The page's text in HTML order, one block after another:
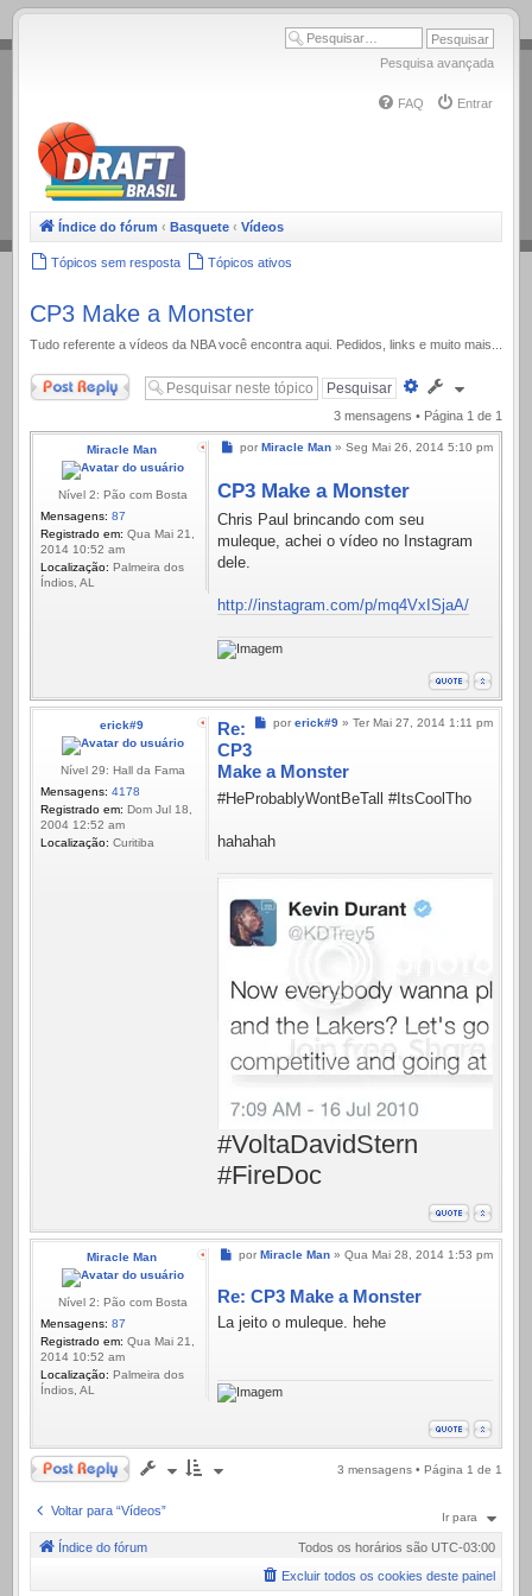
.
Pesquisa avançada
FAQ Entrar
Índice do fórum ‹ Basquete ‹ Vídeos
Tópicos sem resposta Tópicos ativos
CP3 Make a Monster
Tudo referente a ví­deos da NBA você encontra aqui. Pedidos, links e muito mais...
Responder
Pesquisa
avançada
3 mensagens • Página 1 de 1
Miracle Man
Nível 2: Pão com Bosta
Mensagens: 87
Registrado em: Qua Mai 21,
2014 10:52 am
Localização: Palmeira dos
Índios, AL
Mensagem
por Miracle Man » Seg Mai 26, 2014 5:10 pm
CP3 Make a Monster
Chris Paul brincando com seu
muleque, achei o vídeo no Instagram
dele.
http://instagram.com/p/mq4VxISjaA/
erick#9
Nível 29: Hall da Fama
Mensagens: 4178
Registrado em: Dom Jul 18,
2004 12:52 am
Localização: Curitiba
Mensagem
por erick#9 » Ter Mai 27, 2014 1:11 pm
Re:
CP3
Make a Monster
#HeProbablyWontBeTall #ItsCoolTho
hahahah
#VoltaDavidStern
#FireDoc
Miracle Man
Nível 2: Pão com Bosta
Mensagens: 87
Registrado em: Qua Mai 21,
2014 10:52 am
Localização: Palmeira dos
Índios, AL
Mensagem
por Miracle Man » Qua Mai 28, 2014 1:53 pm
Re: CP3 Make a Monster
La jeito o muleque. hehe
Responder 3 mensagens • Página 1 de 1
Voltar para “Vídeos” Ir para
Índice do fórum Todos os horários são UTC-03:00
Excluir todos os cookies deste painel